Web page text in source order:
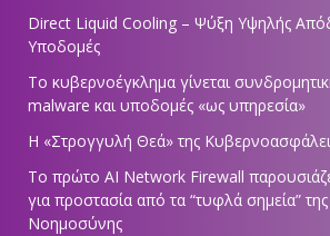
Direct Liquid Cooling – Ψύξη Υψηλής
Υποδομές
Το κυβερνοέγκλημα γίνεται
malware και υποδομές «ως υπηρεσία»
Η «Στρογγυλή Θεά» της
Tο πρώτο AI Network Firewall
για προστασία από τα “τυφλά σημεία”
Νοημοσύνης